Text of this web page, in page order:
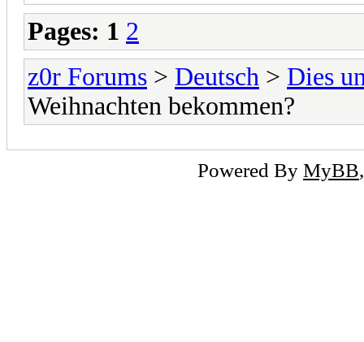
Pages: 1 2
z0r Forums > Deutsch > Dies
Weihnachten bekommen?
Powered By MyBB